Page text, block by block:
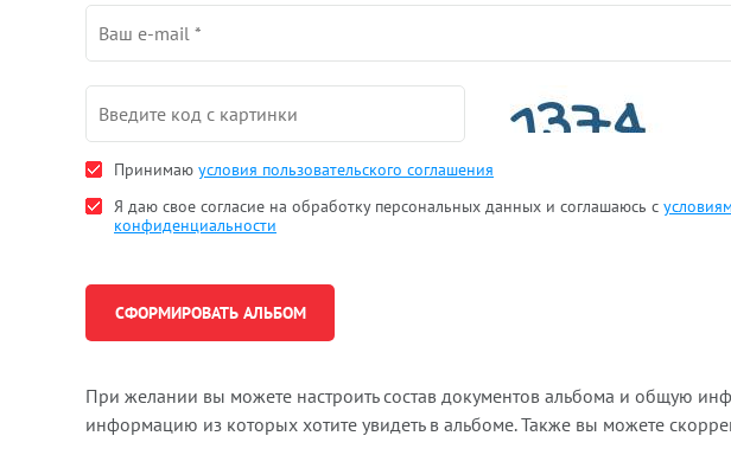
Принимаю условия пользовательского соглашения
Я даю свое согласие на обработку персональных данных и соглашаюсь с
конфиденциальности
При желании вы можете настроить состав документов альбома и общую
информацию из которых хотите увидеть в альбоме. Также вы можете